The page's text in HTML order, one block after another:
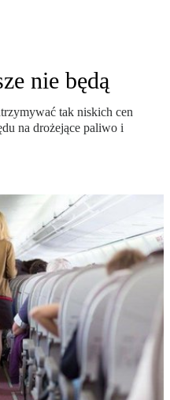
nie będą
tak niskich cen
na drożejące paliwo i